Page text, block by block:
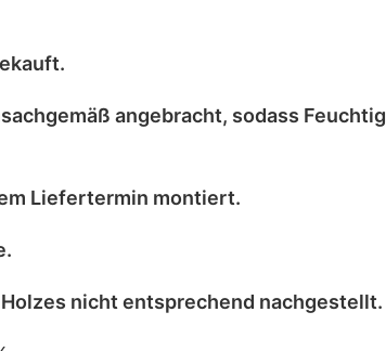
angebracht, sodass
Liefertermin montiert.
nicht entsprechend nachgestellt.